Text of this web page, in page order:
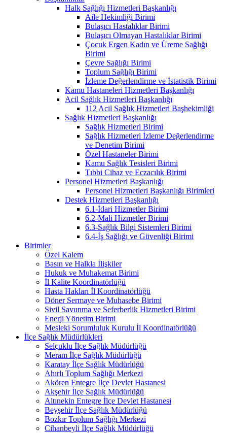
Halk Sağlığı Hizmetleri Başkanlığı
Aile Hekimliği Birimi
Bulaşıcı Hastalıklar Birimi
Bulaşıcı Olmayan Hastalıklar Birimi
Çocuk Ergen Kadın ve Üreme Sağlığı
Birimi
Çevre Sağlığı Birimi
Toplum Sağlığı Birimi
İzleme Değerlendirme ve İstatistik Birimi
Kamu Hastaneleri Hizmetleri Başkanlığı
Acil Sağlık Hizmetleri Başkanlığı
112 Acil Sağlık Hizmetleri Başhekimliği
Sağlık Hizmetleri Başkanlığı
Sağlık Hizmetleri Birimi
Sağlık Hizmetleri İzleme Değerlendirme
ve Denetim Birimi
Özel Hastaneler Birimi
Kamu Sağlık Tesisleri Birimi
Tıbbi Cihaz ve Eczacılık Birimi
Personel Hizmetleri Başkanlığı
Personel Hizmetleri Başkanlığı Birimleri
Destek Hizmetleri Başkanlığı
6.1-İdari Hizmetler Birimi
6.2-Mali Hizmetler Birimi
6.3-Sağlık Bilgi Sistemleri Birimi
6.4-İş Sağlığı ve Güvenliği Birimi
Birimler
Özel Kalem
Basın ve Halkla İlişkiler
Hukuk ve Muhakemat Birimi
İl Kalite Koordinatörlüğü
Hasta Hakları İl Koordinatörlüğü
Döner Sermaye ve Muhasebe Birimi
Sivil Savunma ve Seferberlik Hizmetleri Birimi
Enerji Yönetim Birimi
Mesleki Sorumluluk Kurulu İl Koordinatörlüğü
İlçe Sağlık Müdürlükleri
Selçuklu İlçe Sağlık Müdürlüğü
Meram İlçe Sağlık Müdürlüğü
Karatay İlçe Sağlık Müdürlüğü
Ahırlı Toplum Sağlığı Merkezi
Akören Entegre İlçe Devlet Hastanesi
Akşehir İlçe Sağlık Müdürlüğü
Altınekin Entegre İlçe Devlet Hastanesi
Beyşehir İlçe Sağlık Müdürlüğü
Bozkır Toplum Sağlığı Merkezi
Cihanbeyli İlçe Sağlık Müdürlüğü